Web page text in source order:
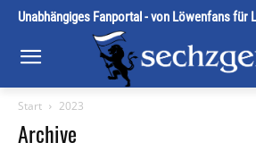
Unabhängiges Fanportal - von Löwenfans für
Start 2023
Archive